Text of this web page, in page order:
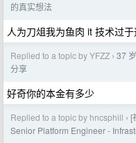
的真实想法
人为刀俎我为鱼肉 it 技术过
Replied to a topic by YFZZ › 37
分享
好奇你的本金有多少
Replied to a topic by hncsphill › [
Senior Platform Engineer -